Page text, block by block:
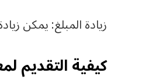
زيادة المبلغ: يمكن
كيفية التقديم